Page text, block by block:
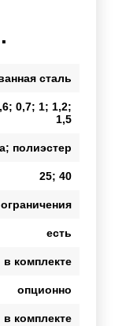
сталь
0,7; 1; 1,2;
1,5
полиэстер
25; 40
есть
в комплекте
опционно
в комплекте